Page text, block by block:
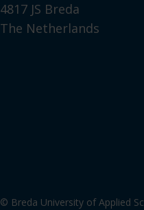
4817 JS Breda
The Netherlands
© Breda University of Applied